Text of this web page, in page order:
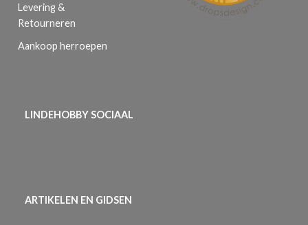
Levering &
Retourneren
Aankoop herroepen
LINDEHOBBY SOCIAAL
ARTIKELEN EN GIDSEN